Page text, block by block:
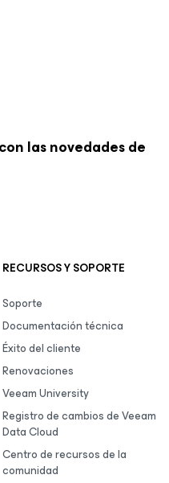
las novedades de
RECURSOS Y SOPORTE
Soporte
Documentación técnica
Éxito del cliente
Renovaciones
Veeam University
Registro de cambios de Veeam
Data Cloud
Centro de recursos de la
comunidad